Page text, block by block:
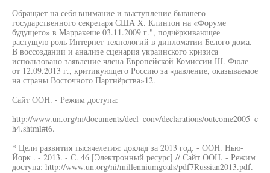
Обращает на себя внимание и выступление бывшего
государственного секретаря США X. Клинтон на «Форуме
будущего» в Марракеше 03.11.2009 г.", подчёркивающее
растущую роль Интернет-технологий в дипломатии Белого дома.
В воссоздании и анализе сценария украинского кризиса
использовано заявление члена Европейской Комиссии Ш. Фюле
от 12.09.2013 г., критикующего Россию за «давление, оказываемое
на страны Восточного Партнёрства»12.
Сайт ООН. - Режим доступа:
http://www.un.org/m/documents/decl_conv/declarations/outcome2005_c
h4.shtml#t6.
* Цели развития тысячелетия: доклад за 2013 год. - ООН. Нью-
Йорк . - 2013. - С. 46 [Электронный ресурс] // Сайт ООН. - Режим
доступа: http://www.un.org/ni/millenniumgoals/pdf7Russian2013.pdf.